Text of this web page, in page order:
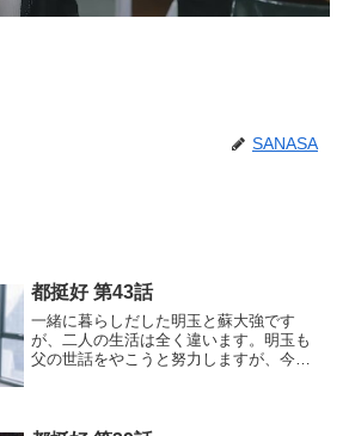
SANASA
都挺好 第43話
一緒に暮らしだした明玉と蘇大強です
が、二人の生活は全く違います。明玉も
父の世話をやこうと努力しますが、今ま